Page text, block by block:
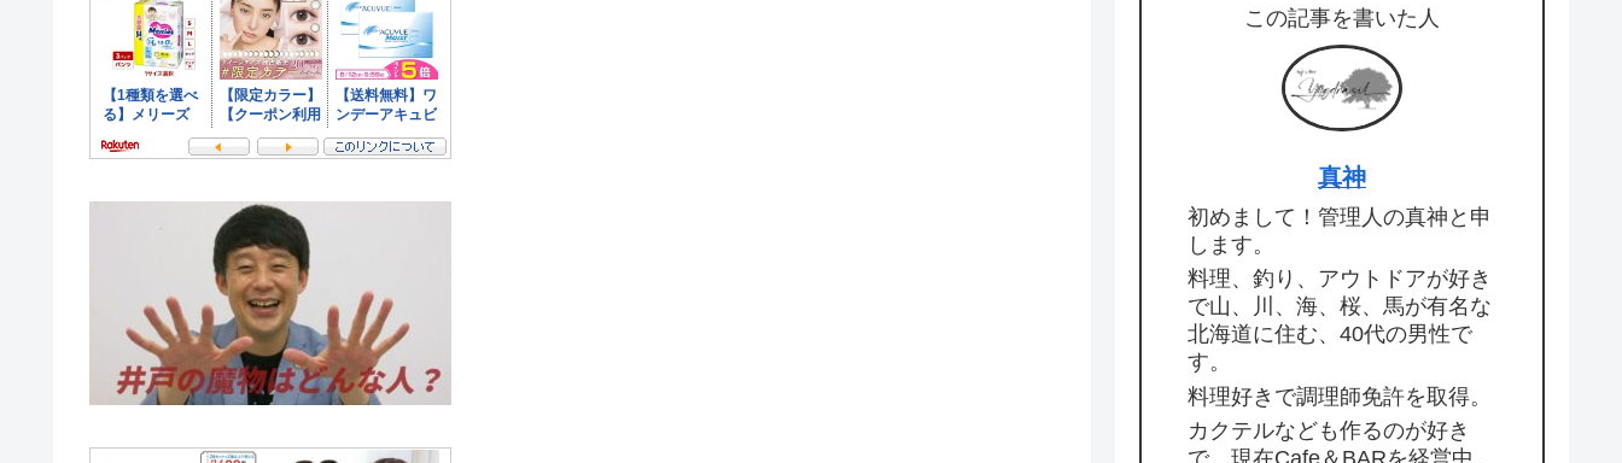
この記事を書いた人
真神
初めまして！管理人の真神と申
します。
料理、釣り、アウトドアが好き
で山、川、海、桜、馬が有名な
北海道に住む、40代の男性で
す。
料理好きで調理師免許を取得。
カクテルなども作るのが好き